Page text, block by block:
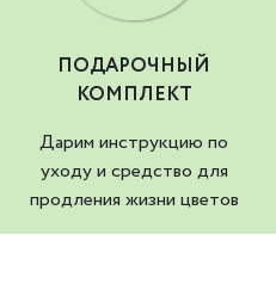
ПОДАРОЧНЫЙ
КОМПЛЕКТ
Дарим инструкцию по
уходу и средство для
продления жизни цветов